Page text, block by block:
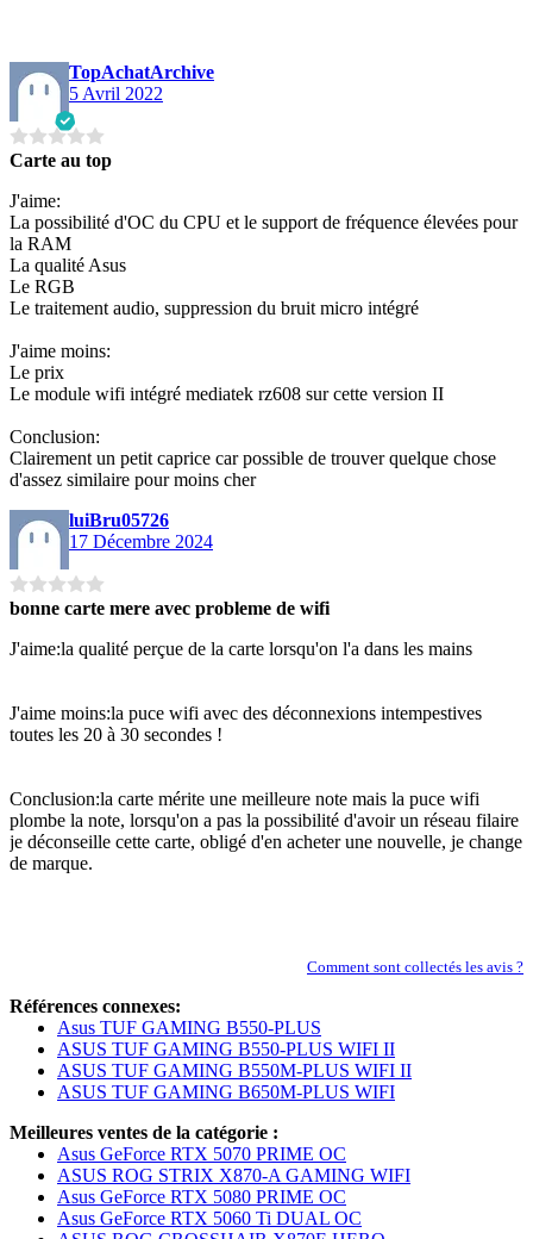
TopAchatArchive
5 Avril 2022
Carte au top
J'aime:
La possibilité d'OC du CPU et le support de fréquence élevées pour
la RAM
La qualité Asus
Le RGB
Le traitement audio, suppression du bruit micro intégré
J'aime moins:
Le prix
Le module wifi intégré mediatek rz608 sur cette version II
Conclusion:
Clairement un petit caprice car possible de trouver quelque chose
d'assez similaire pour moins cher
luiBru05726
17 Décembre 2024
bonne carte mere avec probleme de wifi
J'aime:la qualité perçue de la carte lorsqu'on l'a dans les mains
J'aime moins:la puce wifi avec des déconnexions intempestives
toutes les 20 à 30 secondes !
Conclusion:la carte mérite une meilleure note mais la puce wifi
plombe la note, lorsqu'on a pas la possibilité d'avoir un réseau filaire
je déconseille cette carte, obligé d'en acheter une nouvelle, je change
de marque.
Comment sont collectés les avis ?
Références connexes:
Asus TUF GAMING B550-PLUS
ASUS TUF GAMING B550-PLUS WIFI II
ASUS TUF GAMING B550M-PLUS WIFI II
ASUS TUF GAMING B650M-PLUS WIFI
Meilleures ventes de la catégorie :
Asus GeForce RTX 5070 PRIME OC
ASUS ROG STRIX X870-A GAMING WIFI
Asus GeForce RTX 5080 PRIME OC
Asus GeForce RTX 5060 Ti DUAL OC